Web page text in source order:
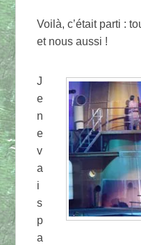
Voilà, c’était parti :
et nous aussi !
J
e
n
e
v
a
i
s
p
a